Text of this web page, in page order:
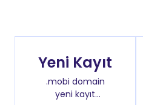
Yeni Kayıt
.mobi domain
yeni kayıt